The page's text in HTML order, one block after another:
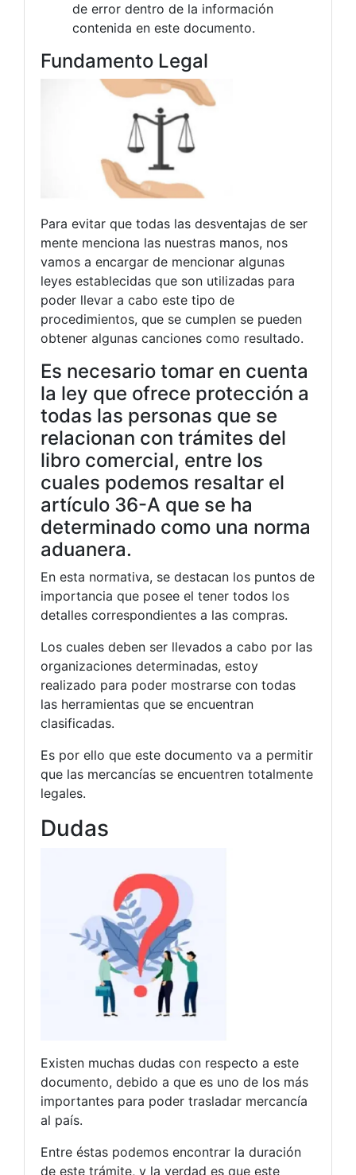
de error dentro de la información
contenida en este documento.
Fundamento Legal
Para evitar que todas las desventajas de ser
mente menciona las nuestras manos, nos
vamos a encargar de mencionar algunas
leyes establecidas que son utilizadas para
poder llevar a cabo este tipo de
procedimientos, que se cumplen se pueden
obtener algunas canciones como resultado.
Es necesario tomar en cuenta
la ley que ofrece protección a
todas las personas que se
relacionan con trámites del
libro comercial, entre los
cuales podemos resaltar el
artículo 36-A que se ha
determinado como una norma
aduanera.
En esta normativa, se destacan los puntos de
importancia que posee el tener todos los
detalles correspondientes a las compras.
Los cuales deben ser llevados a cabo por las
organizaciones determinadas, estoy
realizado para poder mostrarse con todas
las herramientas que se encuentran
clasificadas.
Es por ello que este documento va a permitir
que las mercancías se encuentren totalmente
legales.
Dudas
Existen muchas dudas con respecto a este
documento, debido a que es uno de los más
importantes para poder trasladar mercancía
al país.
Entre éstas podemos encontrar la duración
de este trámite, y la verdad es que este